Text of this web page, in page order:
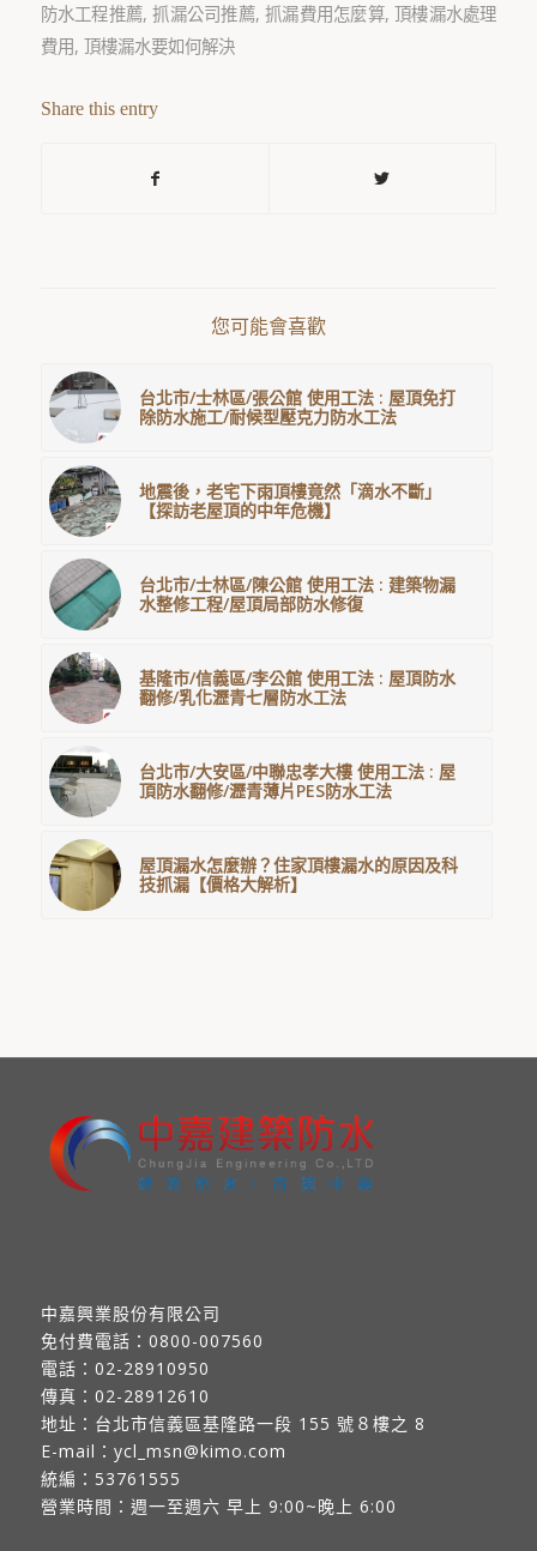
防水工程推薦,抓漏公司推薦,抓漏費用怎麼算,頂樓漏水處理
費用, 頂樓漏水要如何解決
Share this entry
您可能會喜歡
台北市/士林區/張公館 使用工法 : 屋頂免打
除防水施工/耐候型壓克力防水工法
地震後，老宅下雨頂樓竟然「滴水不斷」
【探訪老屋頂的中年危機】
台北市/士林區/陳公館 使用工法 : 建築物漏
水整修工程/屋頂局部防水修復
基隆市/信義區/李公館 使用工法 : 屋頂防水
翻修/乳化瀝青七層防水工法
台北市/大安區/中聯忠孝大樓 使用工法 : 屋
頂防水翻修/瀝青薄片PES防水工法
屋頂漏水怎麼辦？住家頂樓漏水的原因及科
技抓漏【價格大解析】
中嘉興業股份有限公司
免付費電話： 0800-007560
電話： 02-28910950
傳真： 02-28912610
地址： 台北市信義區基隆路一段 155 號８樓之 8
E-mail： ycl_msn@kimo.com
統編：53761555
營業時間：週一至週六 早上 9:00~晚上 6:00